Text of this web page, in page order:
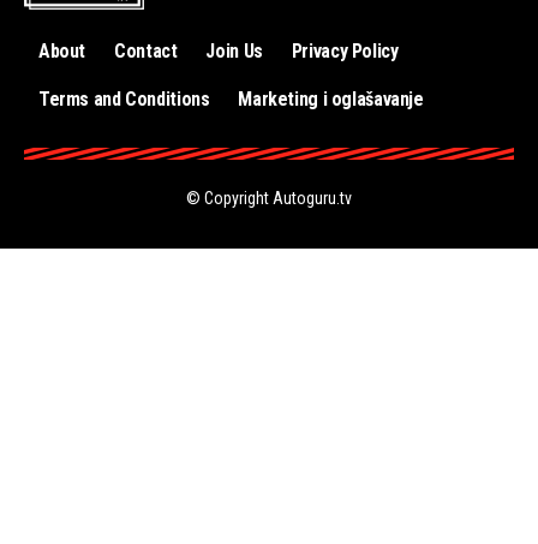
About Contact Join Us Privacy Policy
Terms and Conditions Marketing i oglašavanje
© CopyrightAutoguru.tv